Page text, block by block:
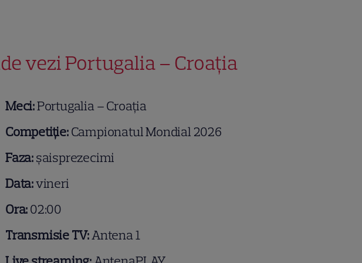
vezi Portugalia – Croația
Meci:Portugalia – Croația
Competiție:Campionatul Mondial 2026
Faza:șaisprezecimi
Data:vineri
Ora:02:00
Transmisie TV:Antena 1